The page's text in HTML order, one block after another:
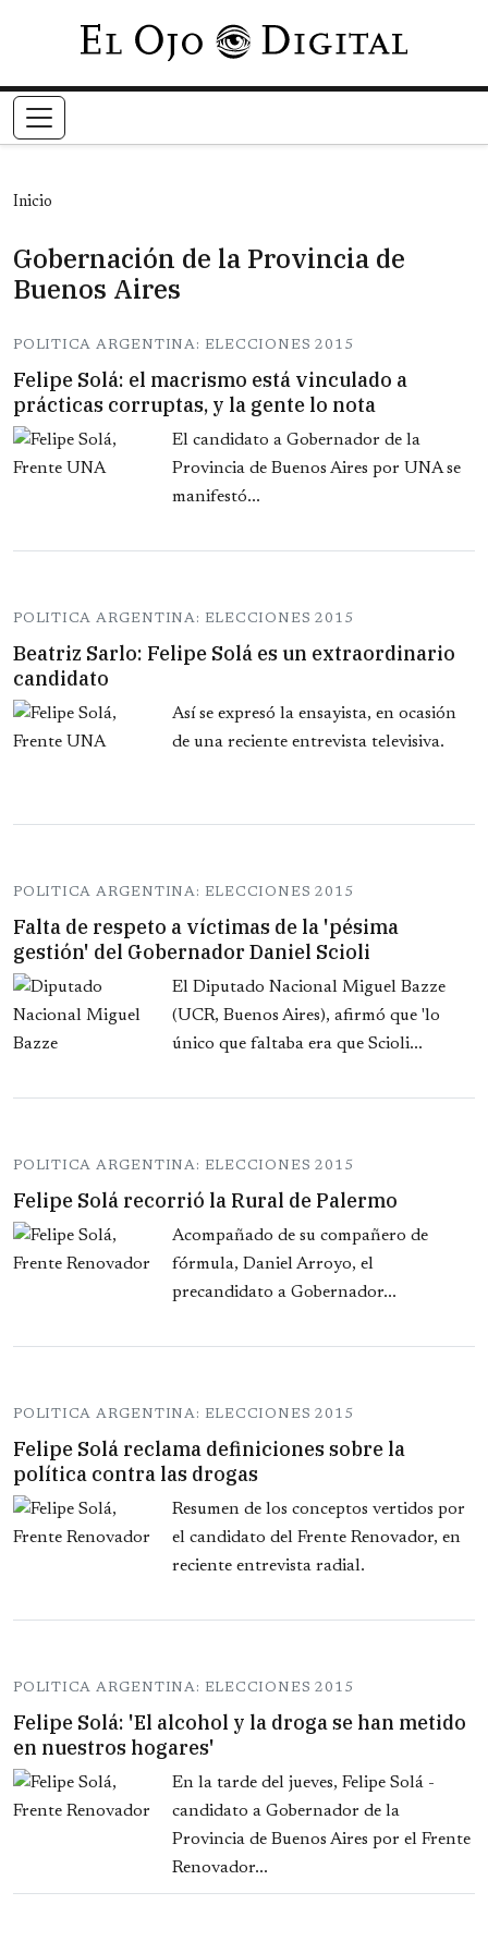
Pasar al contenido principal
Inicio
Gobernación de la Provincia de
Buenos Aires
POLITICA ARGENTINA: ELECCIONES 2015
Felipe Solá: el macrismo está vinculado a
prácticas corruptas, y la gente lo nota
El candidato a Gobernador de la
Provincia de Buenos Aires por UNA se
manifestó...
POLITICA ARGENTINA: ELECCIONES 2015
Beatriz Sarlo: Felipe Solá es un extraordinario
candidato
Así se expresó la ensayista, en ocasión
de una reciente entrevista televisiva.
POLITICA ARGENTINA: ELECCIONES 2015
Falta de respeto a víctimas de la 'pésima
gestión' del Gobernador Daniel Scioli
El Diputado Nacional Miguel Bazze
(UCR, Buenos Aires), afirmó que 'lo
único que faltaba era que Scioli...
POLITICA ARGENTINA: ELECCIONES 2015
Felipe Solá recorrió la Rural de Palermo
Acompañado de su compañero de
fórmula, Daniel Arroyo, el
precandidato a Gobernador...
POLITICA ARGENTINA: ELECCIONES 2015
Felipe Solá reclama definiciones sobre la
política contra las drogas
Resumen de los conceptos vertidos por
el candidato del Frente Renovador, en
reciente entrevista radial.
POLITICA ARGENTINA: ELECCIONES 2015
Felipe Solá: 'El alcohol y la droga se han metido
en nuestros hogares'
En la tarde del jueves, Felipe Solá -
candidato a Gobernador de la
Provincia de Buenos Aires por el Frente
Renovador...